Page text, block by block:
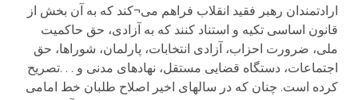
ارادتمندان رهبر فقید انقلاب فراهم می¬کند که به آن بخش از
قانون اساسی تکیه و استناد کنند که به آزادی، حق حاکمیت
ملی، ضرورت احزاب، آزادی انتخابات، پارلمان، شوراها، حق
اجتماعات، دستگاه قضایی مستقل، نهادهای مدنی و . . .تصریح
کرده است. چنان که در سالهای اخیر اصلاح طلبان خط امامی